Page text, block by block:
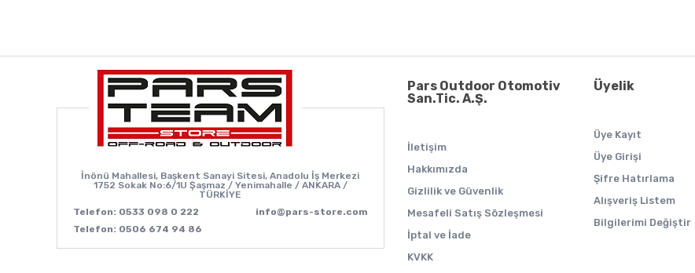
İnönü Mahallesi, Başkent Sanayi Sitesi, Anadolu İş Merkezi
1752 Sokak No:6/1U Şaşmaz / Yenimahalle / ANKARA /
TÜRKİYE
Telefon: 0533 098 0 222
info@pars-store.com
Telefon: 0506 674 94 86
Pars Outdoor Otomotiv
San.Tic. A.Ş.
İletişim
Hakkımızda
Gizlilik ve Güvenlik
Mesafeli Satış Sözleşmesi
İptal ve İade
KVKK
Üyelik
Üye Kayıt
Üye Girişi
Şifre Hatırlama
Alışveriş Listem
Bilgilerimi Değiştir